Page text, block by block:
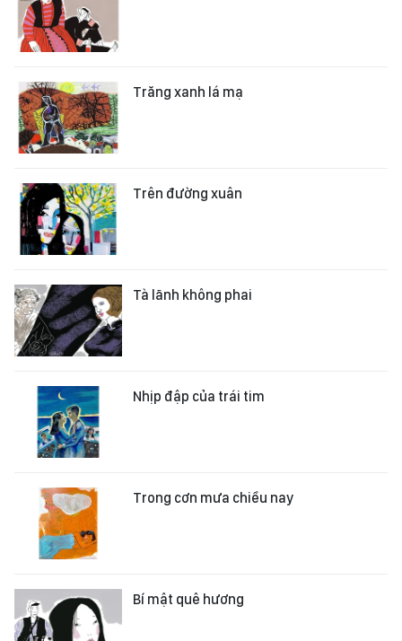
Trăng xanh lá mạ
Trên đường xuân
Tà lãnh không phai
Nhịp đập của trái tim
Trong cơn mưa chiều nay
Bí mật quê hương